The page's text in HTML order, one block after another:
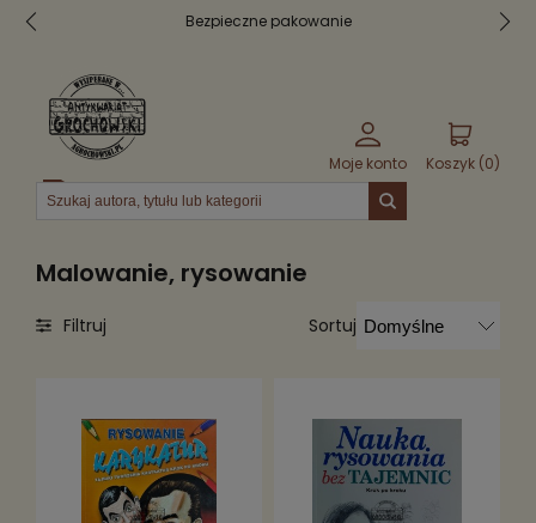
Bezpieczne pakowanie
Moje konto Koszyk (0)
Menu
Malowanie, rysowanie
Sortuj
Filtruj